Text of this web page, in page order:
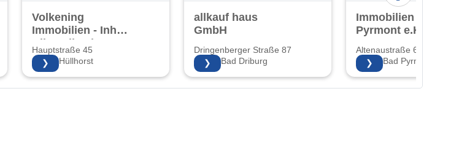
Volkening
Immobilien - Inh.
Nils Volkening
Hauptstraße 45
32609 Hüllhorst
❯
allkauf haus
GmbH
Dringenberger Straße 87
33014 Bad Driburg
❯
Immobilien Bad
Pyrmont e.K.
Altenaustraße 6
31812 Bad Pyrmont
❯